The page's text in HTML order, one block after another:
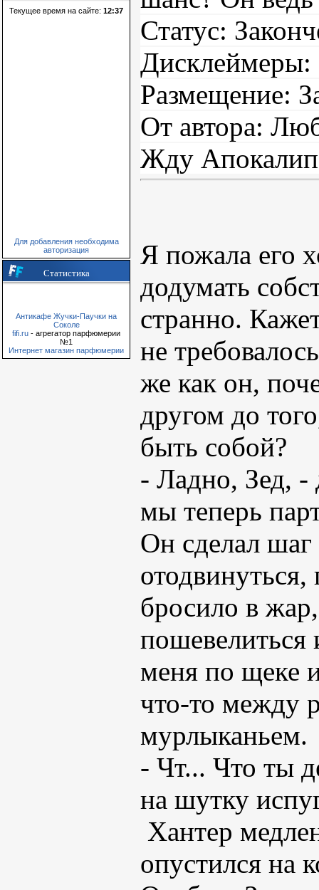
Текущее время на сайте: 12:37
Для добавления необходима
авторизация
Статистика
Антикафе Жучки-Паучки на
Соколе
fifi.ru - агрегатор парфюмерии
№1
Интернет магазин парфюмерии
Статус:
Размещение:
От автора:
Жду
Я пожала его
додумать
странно.
не
же как он,
другом до
быть собой?
- Ладно, Зед, -
мы теперь
Он сделал шаг
бросило в
пошевелиться
меня по щеке
что-то между
мурлыканьем.
- Чт... Что ты
на шутку
Хантер
опустился на